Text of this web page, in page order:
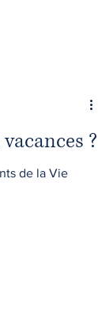
?
de la Vie